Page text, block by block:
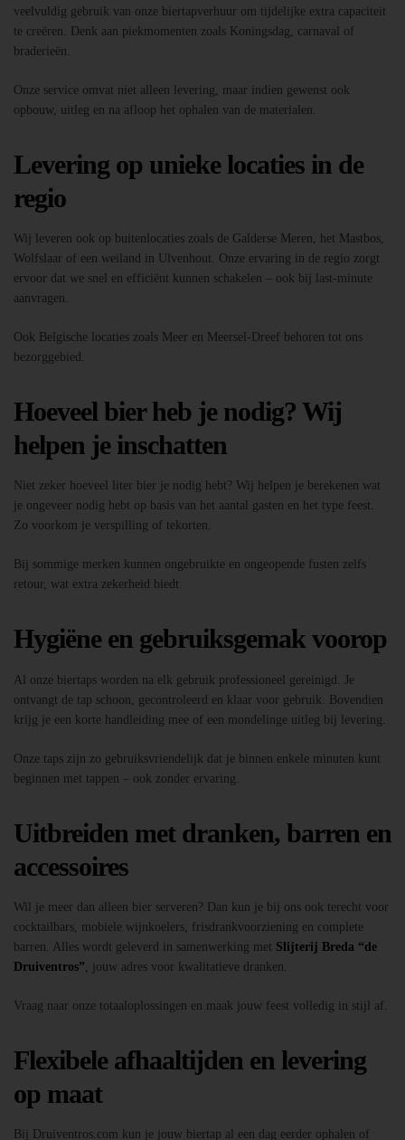
veelvuldig gebruik van onze biertapverhuur om tijdelijke extra capaciteit
te creëren. Denk aan piekmomenten zoals Koningsdag, carnaval of
braderieën.
Onze service omvat niet alleen levering, maar indien gewenst ook
opbouw, uitleg en na afloop het ophalen van de materialen.
Levering op unieke locaties in de
regio
Wij leveren ook op buitenlocaties zoals de Galderse Meren, het Mastbos,
Wolfslaar of een weiland in Ulvenhout. Onze ervaring in de regio zorgt
ervoor dat we snel en efficiënt kunnen schakelen – ook bij last-minute
aanvragen.
Ook Belgische locaties zoals Meer en Meersel-Dreef behoren tot ons
bezorggebied.
Hoeveel bier heb je nodig? Wij
helpen je inschatten
Niet zeker hoeveel liter bier je nodig hebt? Wij helpen je berekenen wat
je ongeveer nodig hebt op basis van het aantal gasten en het type feest.
Zo voorkom je verspilling of tekorten.
Bij sommige merken kunnen ongebruikte en ongeopende fusten zelfs
retour, wat extra zekerheid biedt.
Hygiëne en gebruiksgemak voorop
Al onze biertaps worden na elk gebruik professioneel gereinigd. Je
ontvangt de tap schoon, gecontroleerd en klaar voor gebruik. Bovendien
krijg je een korte handleiding mee of een mondelinge uitleg bij levering.
Onze taps zijn zo gebruiksvriendelijk dat je binnen enkele minuten kunt
beginnen met tappen – ook zonder ervaring.
Uitbreiden met dranken, barren en
accessoires
Wil je meer dan alleen bier serveren? Dan kun je bij ons ook terecht voor
cocktailbars, mobiele wijnkoelers, frisdrankvoorziening en complete
barren. Alles wordt geleverd in samenwerking met Slijterij Breda “de
Druiventros” , jouw adres voor kwalitatieve dranken.
Vraag naar onze totaaloplossingen en maak jouw feest volledig in stijl af.
Flexibele afhaaltijden en levering
op maat
Bij Druiventros.com kun je jouw biertap al een dag eerder ophalen of